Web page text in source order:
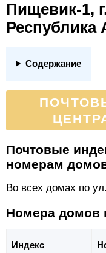
Пищевик-1,
Республика
Содержание
Почтовые
номерам
Во всех домах по
Номера домов
Индекс